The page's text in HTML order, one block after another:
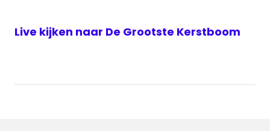
Live kijken naar De Grootste Kerstboom